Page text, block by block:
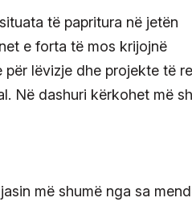
të papritura në jetën
e forta të mos krijojnë
lëvizje dhe projekte të
Në dashuri kërkohet më
më shumë nga sa